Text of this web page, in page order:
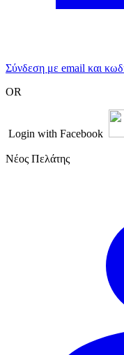
Σύνδεση με email και
OR
Login with Facebook
Νέος Πελάτης